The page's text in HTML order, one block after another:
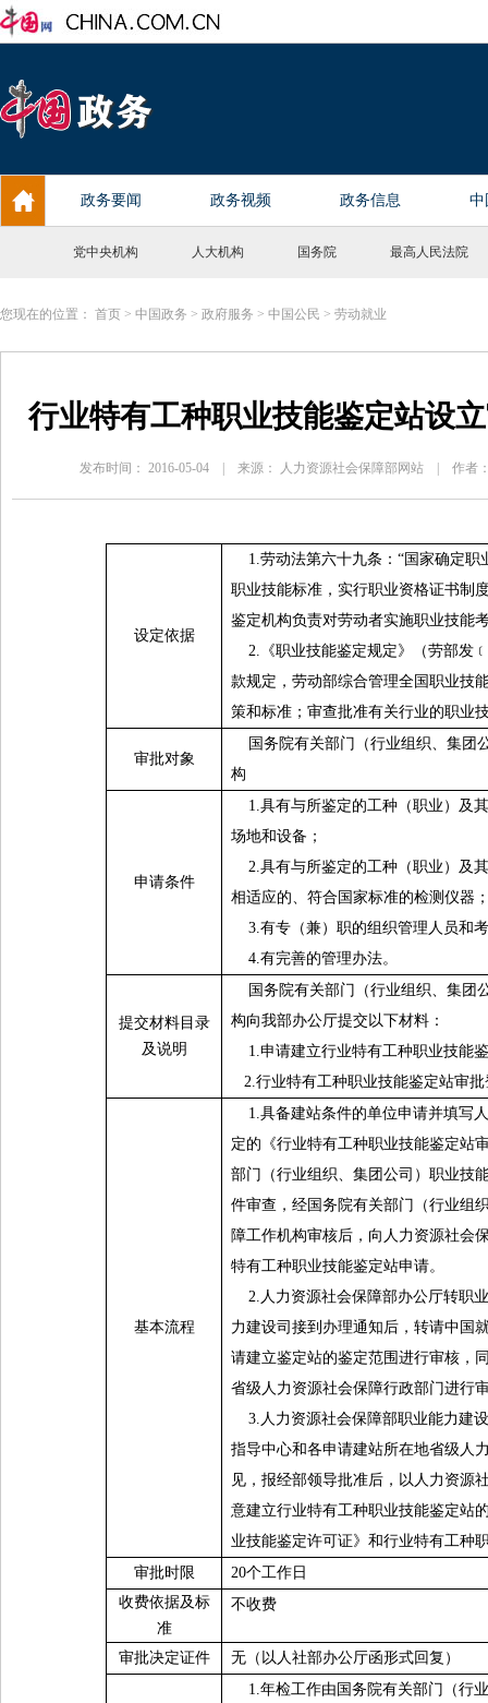
党中央机构 人大机构 国务院 最高人民法院
您现在的位置： 首页 > 中国政务 > 政府服务 > 中国公民 > 劳动就业
行业特有工种职业技能鉴定站设
发布时间： 2016-05-04 | 来源： 人力资源社会保障部网站 | 作
设定依据
1.劳动法第六十九条：“国家确定职
职业技能标准，实行职业资格证书制
鉴定机构负责对劳动者实施职业技能
2. 《职业技能鉴定规定》（劳部发﹝
款规定，劳动部综合管理全国职业技
策和标准；审查批准有关行业的职业
审批对象
国务院有关部门（行业组织、集团
构
申请条件
1.具有与所鉴定的工种（职业）及
场地和设备；
2.具有与所鉴定的工种（职业）及
相适应的、符合国家标准的检测仪器
3.有专（兼）职的组织管理人员和
4.有完善的管理办法。
提交材料目录
及说明
国务院有关部门（行业组织、集团
构向我部办公厅提交以下材料：
1.申请建立行业特有工种职业技能
2.行业特有工种职业技能鉴定站审
基本流程
1.具备建站条件的单位申请并填写
定的《行业特有工种职业技能鉴定站
部门（行业组织、集团公司）职业技
件审查，经国务院有关部门（行业组
障工作机构审核后，向人力资源社会
特有工种职业技能鉴定站申请。
2. 人力资源社会保障部办公厅转职
力建设司接到办理通知后，转请中国
请建立鉴定站的鉴定范围进行审核，
省级人力资源社会保障行政部门进行
3. 人力资源社会保障部职业能力建
指导中心和各申请建站所在地省级人
见，报经部领导批准后，以人力资源
意建立行业特有工种职业技能鉴定站
业技能鉴定许可证》和行业特有工种
审批时限
20个工作日
收费依据及标
准
不收费
审批决定证件 无（以人社部办公厅函形式回复）
1.年检工作由国务院有关部门（行